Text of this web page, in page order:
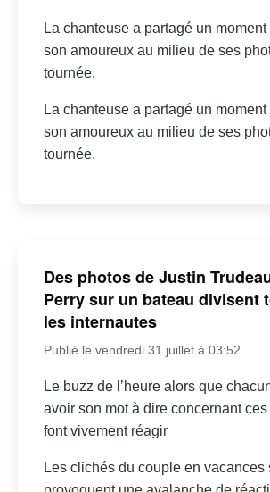
La chanteuse a partagé un
son amoureux au milieu de ses
tournée.
La chanteuse a partagé un
son amoureux au milieu de ses
tournée.
Des photos de Justin
Perry sur un bateau divisent
les internautes
Publié le vendredi 31 juillet à 03:52
Le buzz de l’heure alors que
avoir son mot à dire concernant
font vivement réagir
Les clichés du couple en vacances